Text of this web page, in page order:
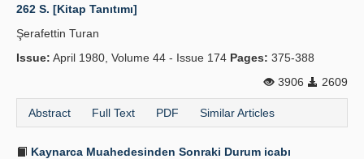
262 S. [Kitap Tanıtımı]
Şerafettin Turan
Issue: April 1980, Volume 44 - Issue 174 Pages: 375-388
3906
2609
Abstract Full Text PDF Similar Articles
Kaynarca Muahedesinden Sonraki Durum icabı